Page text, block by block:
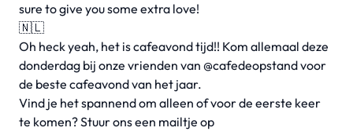
sure to give you some extra love!
🇳🇱
Oh heck yeah, het is cafeavond tijd!! Kom allemaal deze
donderdag bij onze vrienden van @cafedeopstand voor
de beste cafeavond van het jaar.
Vind je het spannend om alleen of voor de eerste keer
te komen? Stuur ons een mailtje op